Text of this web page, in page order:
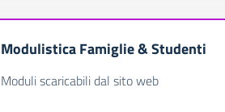
Modulistica Famiglie & Studenti
Moduli scaricabili dal sito web